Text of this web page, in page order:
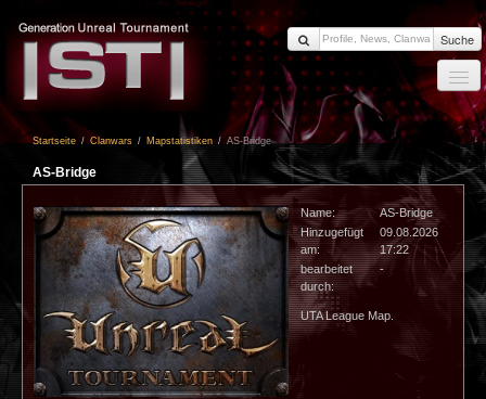
Suche
Members
Clanwars
Forum
Impressum
Login
Startseite / Clanwars / Mapstatistiken / AS-Bridge
AS-Bridge
Name:
AS-Bridge
Hinzugefügt
am:
09.08.2026
17:22
bearbeitet
durch:
-
UTA League Map.